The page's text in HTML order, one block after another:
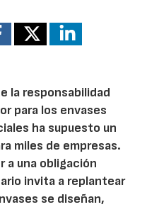
la responsabilidad
para los envases
ha supuesto un
miles de empresas.
a una obligación
invita a replantear
se diseñan,